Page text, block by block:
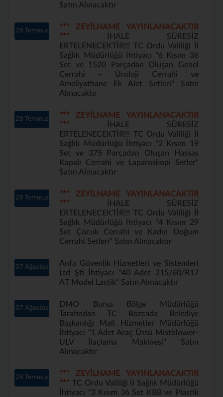
Satın Alınacaktır
28 Temmuz
*** ZEYİLNAME YAYINLANACAKTIR
***
İHALE SÜRESİZ
ERTELENECEKTİR!!! TC Ordu Valiliği İl
Sağlık Müdürlüğü İhtiyacı "6 Kısım 36
Set ve 1520 Parçadan Oluşan Genel
Cerrahi – Üroloji Cerrahi ve
Ameliyathane Ek Alet Setleri" Satın
Alınacaktır
28 Temmuz
*** ZEYİLNAME YAYINLANACAKTIR
***
İHALE SÜRESİZ
ERTELENECEKTİR!!! TC Ordu Valiliği İl
Sağlık Müdürlüğü İhtiyacı "2 Kısım 19
Set ve 375 Parçadan Oluşan Hassas
Kapalı Cerrahi ve Laparoskopi Setler"
Satın Alınacaktır
28 Temmuz
*** ZEYİLNAME YAYINLANACAKTIR
***
İHALE SÜRESİZ
ERTELENECEKTİR!!! TC Ordu Valiliği İl
Sağlık Müdürlüğü İhtiyacı "4 Kısım 29
Set Çocuk Cerrahi ve Kadın Doğum
Cerrahi Setleri" Satın Alınacaktır
07 Ağustos
Anfa Güvenlik Hizmetleri ve Sistemleri
Ltd Şti İhtiyacı "40 Adet 215/60/R17
AT Model Lastik" Satın Alınacaktır
07 Ağustos
DMO Bursa Bölge Müdürlüğü
Tarafından TC Bozcada Belediye
Başkanlığı Mali Hizmetler Müdürlüğü
İhtiyacı "1 Adet Araç Üstü Mistblower-
ULV İlaçlama Makinesi" Satın
Alınacaktır
28 Temmuz
*** ZEYİLNAME YAYINLANACAKTIR
***TC Ordu Valiliği İl Sağlık Müdürlüğü
İhtiyacı "3 Kısım 36 Set KBB ve Plastik